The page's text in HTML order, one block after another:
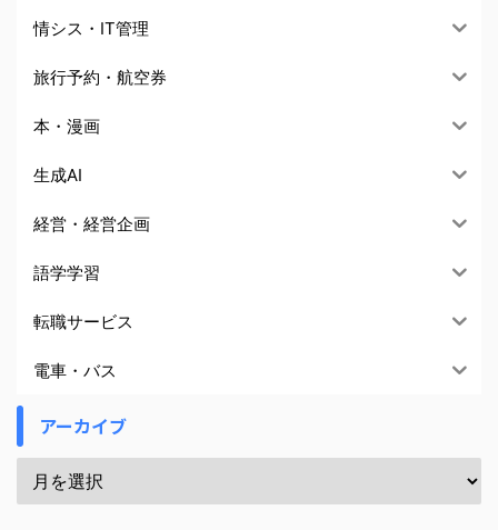
情シス・IT管理
旅行予約・航空券
本・漫画
生成AI
経営・経営企画
語学学習
転職サービス
電車・バス
アーカイブ